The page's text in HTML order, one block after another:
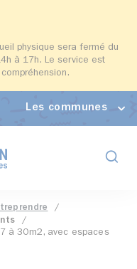
physique sera fermé du
à 17h. Le service est
Les communes
à 30m2, avec espaces